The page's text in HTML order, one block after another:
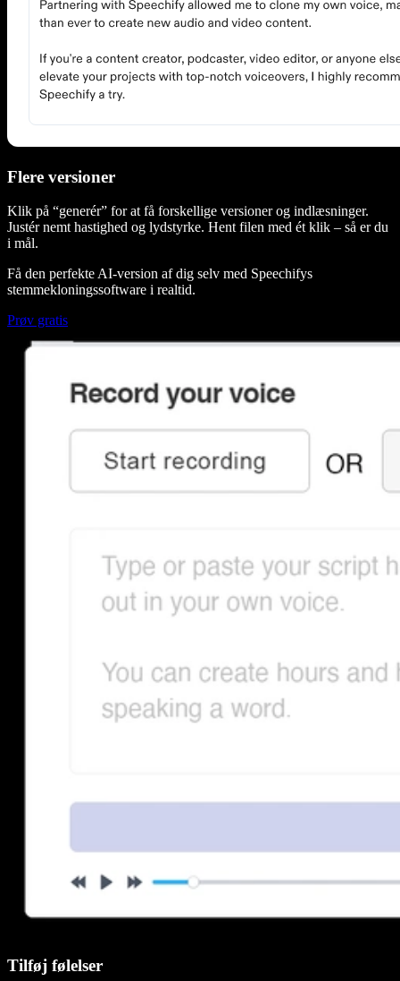
Flere versioner
Klik på “generér” for at få forskellige versioner og indlæsninger.
Justér nemt hastighed og lydstyrke. Hent filen med ét klik – så er du
i mål.
Få den perfekte AI-version af dig selv med Speechifys
stemmekloningssoftware i realtid.
Prøv gratis
Tilføj følelser